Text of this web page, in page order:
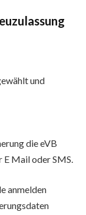
und
die eVB
Mail oder SMS.
anmelden